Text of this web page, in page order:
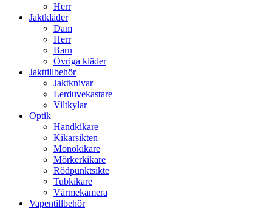
Herr
Jaktkläder
Dam
Herr
Barn
Övriga kläder
Jakttillbehör
Jaktknivar
Lerduvekastare
Viltkylar
Optik
Handkikare
Kikarsikten
Monokikare
Mörkerkikare
Rödpunktsikte
Tubkikare
Värmekamera
Vapentillbehör